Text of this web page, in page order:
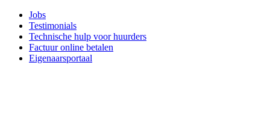
Jobs
Testimonials
Technische hulp voor huurders
Factuur online betalen
Eigenaarsportaal